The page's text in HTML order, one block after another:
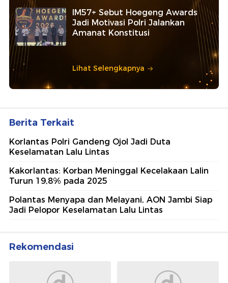
IM57+ Sebut Hoegeng Awards
Jadi Motivasi Polri Jalankan
Amanat Konstitusi
Lihat Selengkapnya
Berita Terkait
Korlantas Polri Gandeng Ojol Jadi Duta
Keselamatan Lalu Lintas
Kakorlantas: Korban Meninggal Kecelakaan Lalin
Turun 19,8% pada 2025
Polantas Menyapa dan Melayani, AON Jambi Siap
Jadi Pelopor Keselamatan Lalu Lintas
Rekomendasi